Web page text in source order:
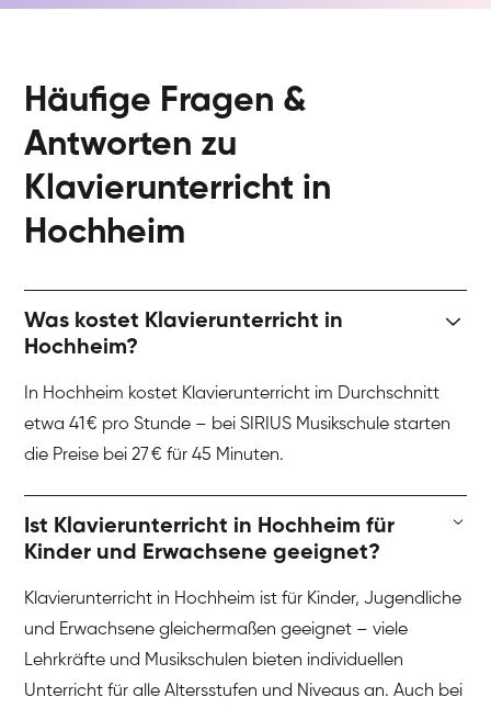
Häufige Fragen &
Antworten zu
Klavierunterricht in
Hochheim
Was kostet Klavierunterricht in
Hochheim?
In Hochheim kostet Klavierunterricht im Durchschnitt
etwa 41 € pro Stunde – bei SIRIUS Musikschule starten
die Preise bei 27 € für 45 Minuten.
Ist Klavierunterricht in Hochheim für
Kinder und Erwachsene geeignet?
Klavierunterricht in Hochheim ist für Kinder, Jugendliche
und Erwachsene gleichermaßen geeignet – viele
Lehrkräfte und Musikschulen bieten individuellen
Unterricht für alle Altersstufen und Niveaus an. Auch bei